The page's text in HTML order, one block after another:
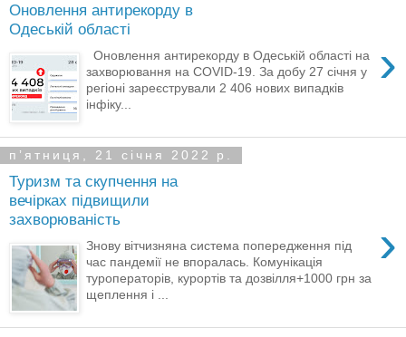
Оновлення антирекорду в
Одеській області
›
Оновлення антирекорду в Одеській області на
захворювання на COVID-19. За добу 27 січня у
регіоні зареєстрували 2 406 нових випадків
інфіку...
пʼятниця, 21 січня 2022 р.
Туризм та скупчення на
вечірках підвищили
захворюваність
›
Знову вітчизняна система попередження під
час пандемії не впоралась. Комунікація
туроператорів, курортів та дозвілля+1000 грн за
щеплення і ...